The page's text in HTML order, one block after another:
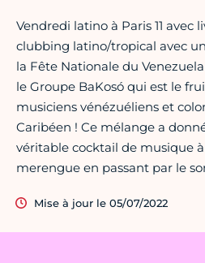
Vendredi latino à Paris 11 avec
clubbing latino/tropical avec
la Fête Nationale du
le Groupe BaKosó qui est le
musiciens vénézuéliens et
Caribéen ! Ce mélange a
véritable cocktail de musique
merengue en passant par le
Mise à jour le 05/07/2022